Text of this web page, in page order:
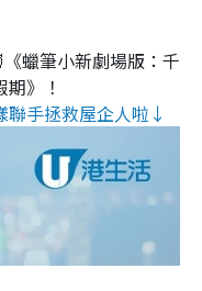
《蠟筆小新劇場版：千
》！
聯手拯救屋企人啦↓